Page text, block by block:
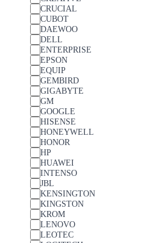
CRUCIAL
CUBOT
DAEWOO
DELL
ENTERPRISE
EPSON
EQUIP
GEMBIRD
GIGABYTE
GM
GOOGLE
HISENSE
HONEYWELL
HONOR
HP
HUAWEI
INTENSO
JBL
KENSINGTON
KINGSTON
KROM
LENOVO
LEOTEC